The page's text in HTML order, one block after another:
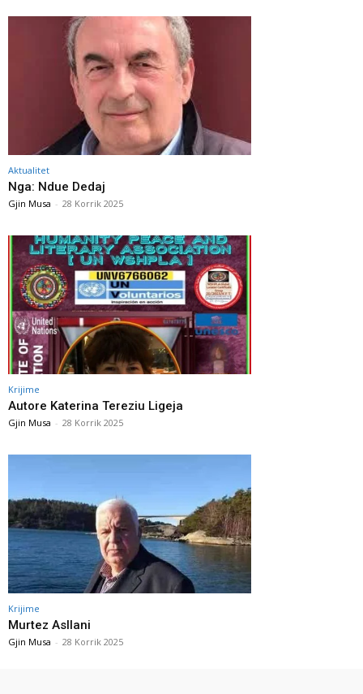
Aktualitet
Nga: Ndue Dedaj
Gjin Musa - 28 Korrik 2025
Krijime
Autore Katerina Tereziu Ligeja
Gjin Musa - 28 Korrik 2025
Krijime
Murtez Asllani
Gjin Musa - 28 Korrik 2025